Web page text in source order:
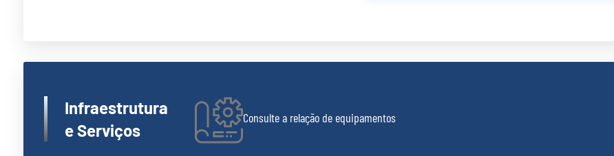
Infraestrutura
e Serviços
Consulte a relação de equipamentos